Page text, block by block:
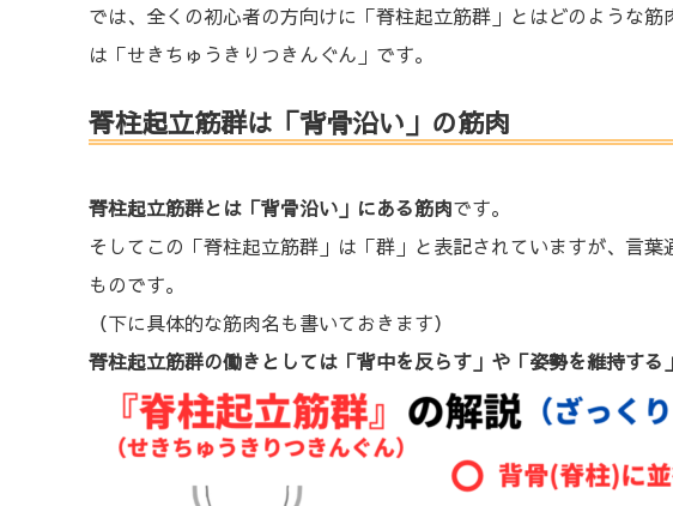
では、全くの初心者の方向けに「脊柱起立筋群」とはどのような
は「せきちゅうきりつきんぐん」です。
脊柱起立筋群は「背骨沿い」の筋肉
脊柱起立筋群とは「背骨沿い」にある筋肉です。
そしてこの「脊柱起立筋群」は「群」と表記されていますが、言
ものです。
（下に具体的な筋肉名も書いておきます）
脊柱起立筋群の働きとしては「背中を反らす」や「姿勢を維持する